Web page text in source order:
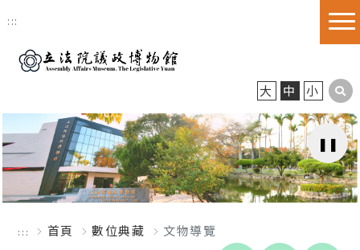
跳到主要內容區塊
:::
大 中 小
::: 首頁 數位典藏 文物導覽